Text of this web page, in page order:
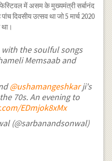
में असम के मुख्यमंत्री सर्बानंद
दिवसीय उत्सव था जो 5 मार्च 2020
the soulful songs
Memsaab and
@ushamangeshkarji's
70s. An evening to
EDmjok8xMx
(@sarbanandsonwal)